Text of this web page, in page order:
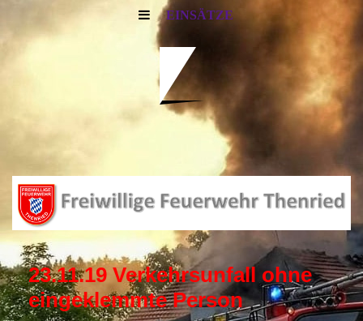
EINSÄTZE
23.11.19 Verkehrsunfall ohne
eingeklemmte Person